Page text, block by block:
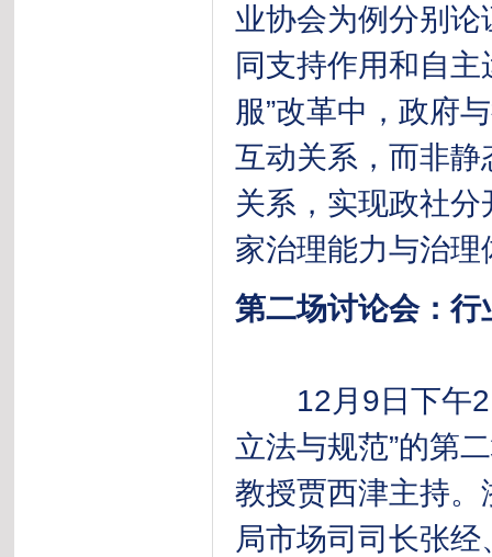
业协会为例分别论
同支持作用和自
服”改革中，政府
互动关系，而非
关系，实现政社
家治理能力与治理
第二场讨论会：
12月9日下午2
立法与规范”的第
教授贾西津主持
局市场司司长张